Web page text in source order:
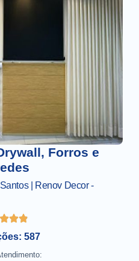
Forros e
| Renov Decor -
587